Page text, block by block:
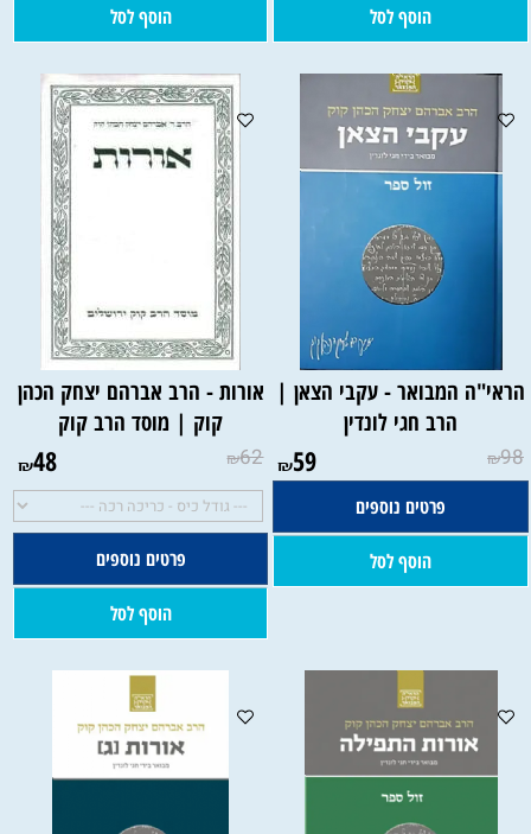
הוסף לסל הוסף לסל
הראי"ה המבואר - עקבי הצאן |
הרב חגי לונדין
₪98
₪59
פרטים נוספים
הוסף לסל
אורות - הרב אברהם יצחק הכהן
קוק | מוסד הרב קוק
₪62
₪48
פרטים נוספים
הוסף לסל